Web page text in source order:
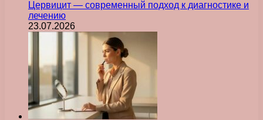
Цервицит — современный подход к диагностике и
лечению
23.07.2026